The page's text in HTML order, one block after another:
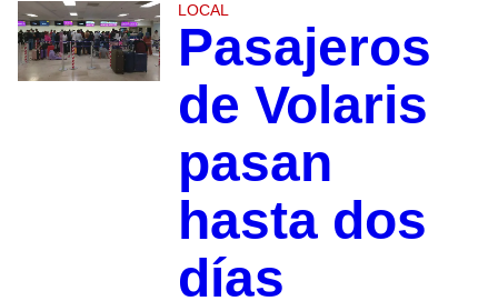
LOCAL
Pasajeros
de Volaris
pasan
hasta dos
días